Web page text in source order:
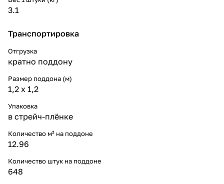
3.1
Транспортировка
Отгрузка
кратно поддону
Размер поддона (м)
1,2 x 1,2
Упаковка
в стрейч-плёнке
Количество м² на поддоне
12.96
Количество штук на поддоне
648